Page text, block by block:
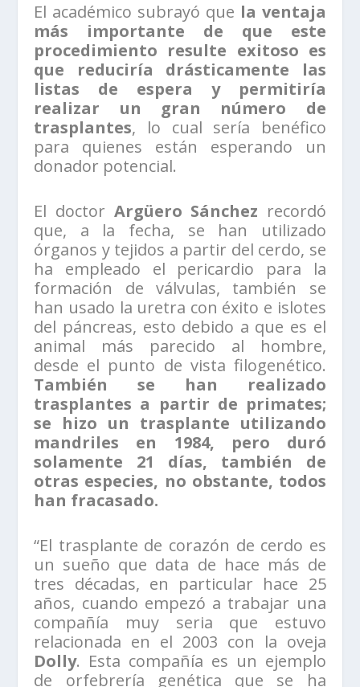
El académico subrayó que la ventaja
más importante de que este
procedimiento resulte exitoso es
que reduciría drásticamente las
listas de espera y permitiría
realizar un gran número de
trasplantes, lo cual sería benéfico
para quienes están esperando un
donador potencial.
El doctor Argüero Sánchez recordó
que, a la fecha, se han utilizado
órganos y tejidos a partir del cerdo, se
ha empleado el pericardio para la
formación de válvulas, también se
han usado la uretra con éxito e islotes
del páncreas, esto debido a que es el
animal más parecido al hombre,
desde el punto de vista filogenético.
También se han realizado
trasplantes a partir de primates;
se hizo un trasplante utilizando
mandriles en 1984, pero duró
solamente 21 días, también de
otras especies, no obstante, todos
han fracasado.
“El trasplante de corazón de cerdo es
un sueño que data de hace más de
tres décadas, en particular hace 25
años, cuando empezó a trabajar una
compañía muy seria que estuvo
relacionada en el 2003 con la oveja
Dolly. Esta compañía es un ejemplo
de orfebrería genética que se ha